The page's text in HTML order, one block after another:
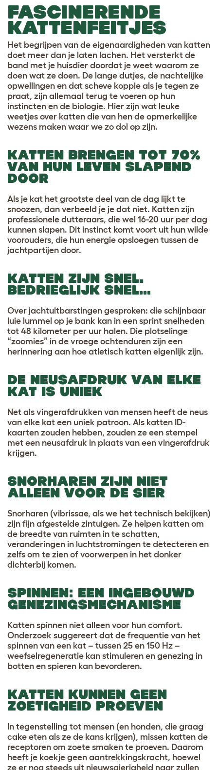
FASCINERENDE
KATTENFEITJES
Het begrijpen van de eigenaardigheden van katten
doet meer dan je laten lachen. Het versterkt de
band met je huisdier doordat je weet waarom ze
doen wat ze doen. De lange dutjes, de nachtelijke
opwellingen en dat scheve koppie als je tegen ze
praat, zijn allemaal terug te voeren op hun
instincten en de biologie. Hier zijn wat leuke
weetjes over katten die van hen de opmerkelijke
wezens maken waar we zo dol op zijn.
KATTEN BRENGEN TOT 70%
VAN HUN LEVEN SLAPEND
DOOR
Als je kat het grootste deel van de dag lijkt te
snoozen, dan verbeeld je je dat niet. Katten zijn
professionele dutteraars, die wel 16-20 uur per dag
kunnen slapen. Dit instinct komt voort uit hun wilde
voorouders, die hun energie opsloegen tussen de
jachtpartijen door.
KATTEN ZIJN SNEL.
BEDRIEGLIJK SNEL…
Over jachtuitbarstingen gesproken: die schijnbaar
luie lummel op je bank kan in een sprint snelheden
tot 48 kilometer per uur halen. Die plotselinge
“zoomies” in de vroege ochtenduren zijn een
herinnering aan hoe atletisch katten eigenlijk zijn.
DE NEUSAFDRUK VAN ELKE
KAT IS UNIEK
Net als vingerafdrukken van mensen heeft de neus
van elke kat een uniek patroon. Als katten ID-
kaarten zouden hebben, zouden ze een stempel
met een neusafdruk in plaats van een vingerafdruk
krijgen.
SNORHAREN ZIJN NIET
ALLEEN VOOR DE SIER
Snorharen (vibrissae, als we het technisch bekijken)
zijn fijn afgestelde zintuigen. Ze helpen katten om
de breedte van ruimten in te schatten,
veranderingen in luchtstromingen te detecteren en
zelfs om te zien of voorwerpen in het donker
dichterbij komen.
SPINNEN: EEN INGEBOUWD
GENEZINGSMECHANISME
Katten spinnen niet alleen voor hun comfort.
Onderzoek suggereert dat de frequentie van het
spinnen van een kat – tussen 25 en 150 Hz –
weefselregeneratie kan stimuleren en genezing in
botten en spieren kan bevorderen.
KATTEN KUNNEN GEEN
ZOETIGHEID PROEVEN
In tegenstelling tot mensen (en honden, die graag
cake eten als ze de kans krijgen), missen katten de
receptoren om zoete smaken te proeven. Daarom
heeft je koekje geen aantrekkingskracht, hoewel
ze er nog steeds uit nieuwsgierigheid naar zullen